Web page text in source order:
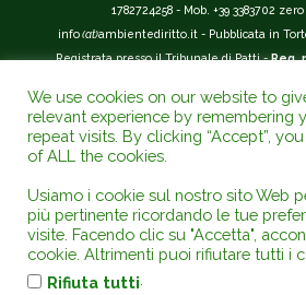
1782724258 - Mob. +39 3383702
info(at)ambientediritto.it - Pubblicata in
Registrata presso il Tribunale di Patti -Reg.
__________
La Rivista Giuridica AMBIENTEDIRITTO.IT
riconosciuta ed inserita nell'Area 12 - (
Universitario e della Ricerca (D.P.R. n.76/2010).
Ricerca (
); Autovalutazione, Valutazione
Abilitazione Scientifica Nazionale (ASN ).
www.ambientediritto.it. - Catalogo (
We use cookies on our website to
relevant experience by remembering
repeat visits. By clicking “Accept”,
of ALL the cookies.
Usiamo i cookie sul nostro sito Web
più pertinente ricordando le tue
visite. Facendo clic su "Accetta",
cookie. Altrimenti puoi rifiutare tutti i
Rifiuta tutti